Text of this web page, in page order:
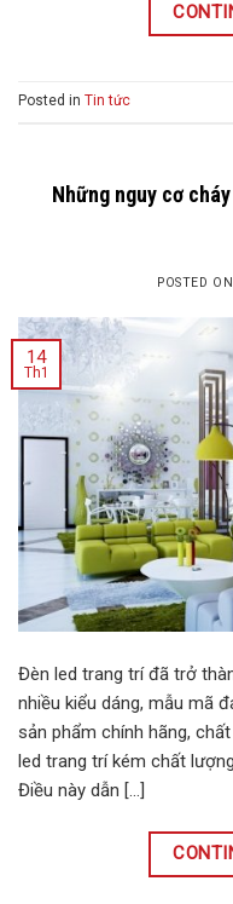
Posted in Tin tức
Những nguy cơ
POSTED ON
14
Th1
Đèn led trang trí đã trở
nhiều kiểu dáng, mẫu mã
sản phẩm chính hãng,
led trang trí kém chất
Điều này dẫn […]